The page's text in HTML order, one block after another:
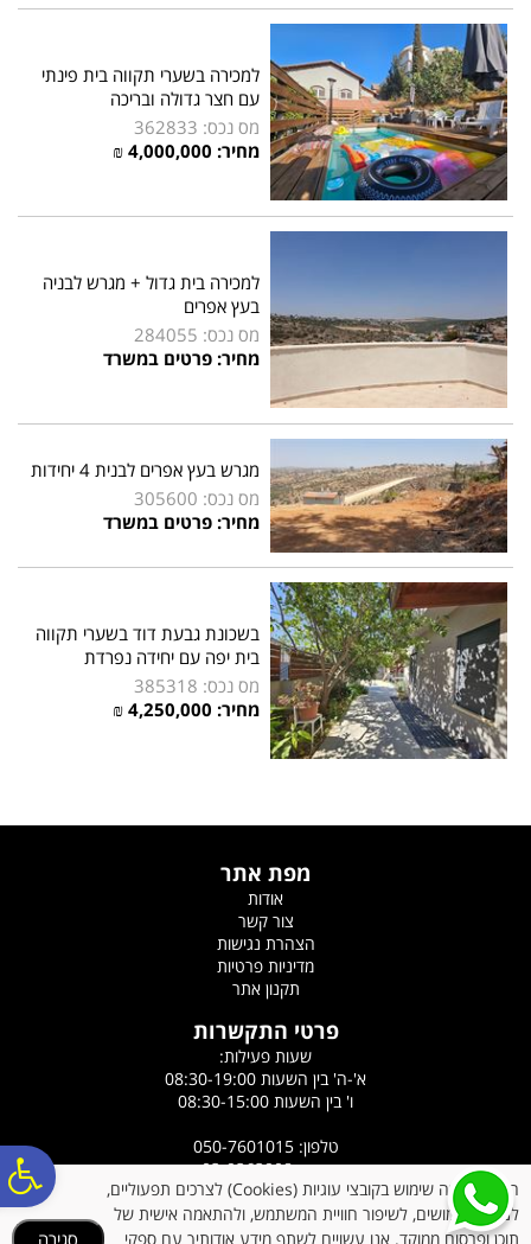
למכירה בשערי תקווה בית פינתי
עם חצר גדולה ובריכה
מס נכס: 362833
מחיר: 4,000,000 ₪
למכירה בית גדול + מגרש לבניה
בעץ אפרים
מס נכס: 284055
מחיר: פרטים במשרד
מגרש בעץ אפרים לבנית 4 יחידות
מס נכס: 305600
מחיר: פרטים במשרד
בשכונת גבעת דוד בשערי תקווה
בית יפה עם יחידה נפרדת
מס נכס: 385318
מחיר: 4,250,000 ₪
מפת אתר
אודות
צור קשר
הצהרת נגישות
מדיניות פרטיות
תקנון אתר
פרטי התקשרות
שעות פעילות:
א'-ה' בין השעות 08:30-19:00
ו' בין השעות 08:30-15:00
טלפון: 050-7601015
פקס: 03-9363908
כתובת: רח' הלוטוס 5, אורנית
אימייל:ronyazdi@gmail.com
האתר עושה שימוש בקובצי עוגיות (Cookies) לצרכים תפעוליים,
לניתוח שימושים, לשיפור חוויית המשתמש, ולהתאמה אישית של
תוכן ופרסום ממוקד. אנו עשויים לשתף מידע אודותיך עם ספקי
סגירה